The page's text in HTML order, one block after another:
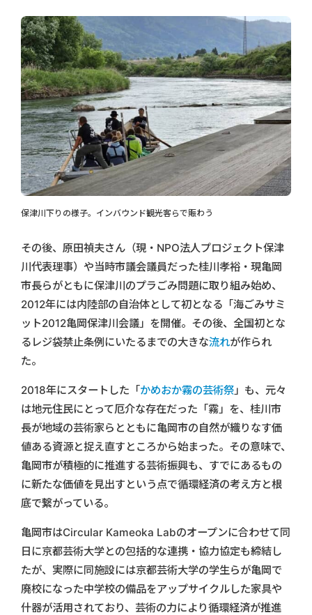
保津川下りの様子。インバウンド観光客らで賑わう
その後、原田禎夫さん（現・NPO法人プロジェクト保津
川代表理事）や当時市議会議員だった桂川孝裕・現亀岡
市長らがともに保津川のプラごみ問題に取り組み始め、
2012年には内陸部の自治体として初となる「海ごみサミ
ット2012亀岡保津川会議」を開催。その後、全国初とな
るレジ袋禁止条例にいたるまでの大きな流れが作られ
た。
2018年にスタートした「かめおか霧の芸術祭 」も、元々
は地元住民にとって厄介な存在だった「霧」を、桂川市
長が地域の芸術家らとともに亀岡市の自然が織りなす価
値ある資源と捉え直すところから始まった。その意味で、
亀岡市が積極的に推進する芸術振興も、すでにあるもの
に新たな価値を見出すという点で循環経済の考え方と根
底で繋がっている。
亀岡市はCircular Kameoka Labのオープンに合わせて同
日に京都芸術大学との包括的な連携・協力協定も締結し
たが、実際に同施設には京都芸術大学の学生らが亀岡で
廃校になった中学校の備品をアップサイクルした家具や
什器が活用されており、芸術の力により循環経済が推進